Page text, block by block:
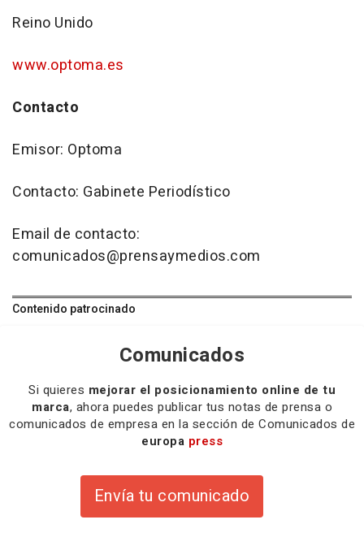
Reino Unido
www.optoma.es
Contacto
Emisor: Optoma
Contacto: Gabinete Periodístico
Email de contacto:
comunicados@prensaymedios.com
Contenido patrocinado
Comunicados
Si quieres mejorar el posicionamiento online de tu
marca, ahora puedes publicar tus notas de prensa o
comunicados de empresa en la sección de Comunicados de
europa press
Envía tu comunicado